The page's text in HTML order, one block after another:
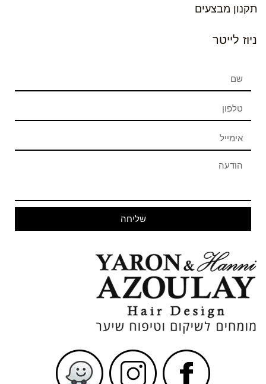
תקנון מבצעים
ניוז לייטר
שליחה